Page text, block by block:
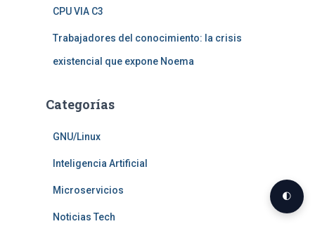
CPU VIA C3
Trabajadores del conocimiento: la crisis
existencial que expone Noema
Categorías
GNU/Linux
Inteligencia Artificial
Microservicios
Noticias Tech
🌓